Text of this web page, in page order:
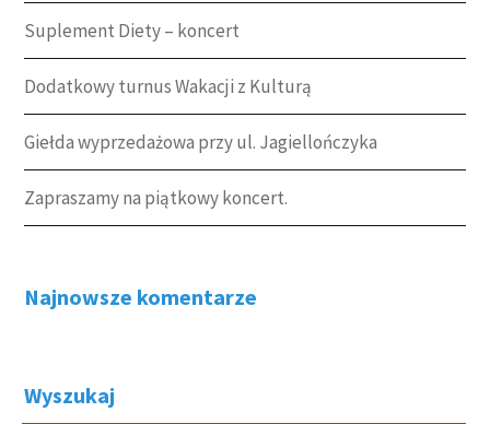
Suplement Diety – koncert
Dodatkowy turnus Wakacji z Kulturą
Giełda wyprzedażowa przy ul. Jagiellończyka
Zapraszamy na piątkowy koncert.
Najnowsze komentarze
Wyszukaj